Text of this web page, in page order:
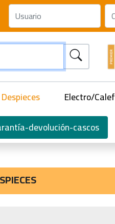
Despieces Electro/
devolución-cascos